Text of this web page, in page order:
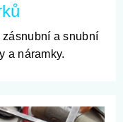
zásnubní a snubní
a náramky.